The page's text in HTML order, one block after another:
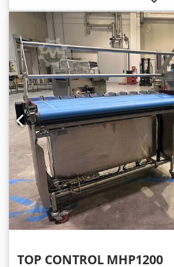
TOP CONTROL MHP1200